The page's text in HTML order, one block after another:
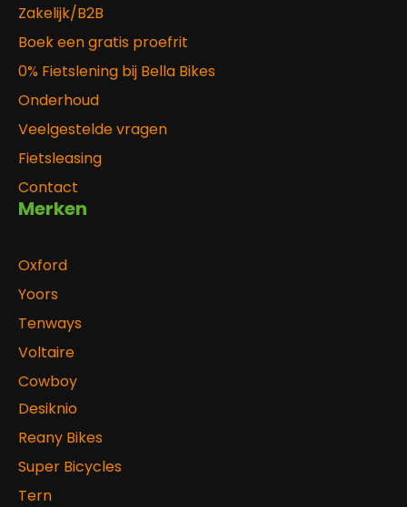
Zakelijk/B2B
Boek een gratis proefrit
0% Fietslening bij Bella Bikes
Onderhoud
Veelgestelde vragen
Fietsleasing
Contact
Merken
Oxford
Yoors
Tenways
Voltaire
Cowboy
Desiknio
Reany Bikes
Super Bicycles
Tern